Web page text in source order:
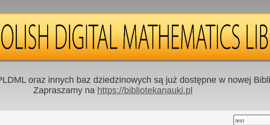
oraz innych baz dziedzinowych są już dostępne w nowej
Zapraszamy na https://bibliotekanauki.pl
test